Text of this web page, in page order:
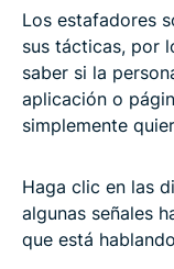
Los estafadores
sus tácticas, por
saber si la
aplicación o
simplemente
Haga clic en las
algunas señales
que está